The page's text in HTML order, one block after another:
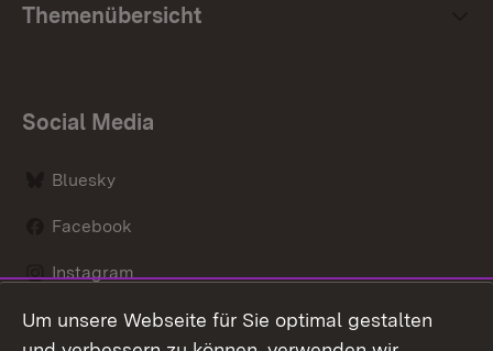
Themenübersicht
Social Media
Bluesky
Facebook
Instagram
LinkedIn
Um unsere Webseite für Sie optimal gestalten